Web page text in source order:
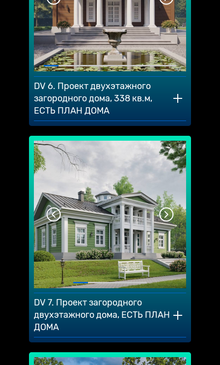
DV 6. Проект двухэтажного
загородного дома, 338 кв.м,
ЕСТЬ ПЛАН ДОМА
DV 7. Проект загородного
двухэтажного дома, ЕСТЬ ПЛАН
ДОМА